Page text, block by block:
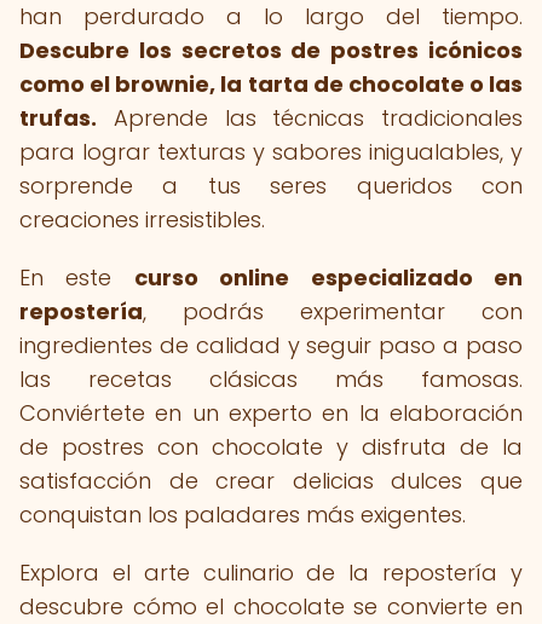
han perdurado a lo largo del tiempo.
Descubre los secretos de postres icónicos
como el brownie, la tarta de chocolate o las
trufas. Aprende las técnicas tradicionales
para lograr texturas y sabores inigualables, y
sorprende a tus seres queridos con
creaciones irresistibles.
En este curso online especializado en
repostería, podrás experimentar con
ingredientes de calidad y seguir paso a paso
las recetas clásicas más famosas.
Conviértete en un experto en la elaboración
de postres con chocolate y disfruta de la
satisfacción de crear delicias dulces que
conquistan los paladares más exigentes.
Explora el arte culinario de la repostería y
descubre cómo el chocolate se convierte en